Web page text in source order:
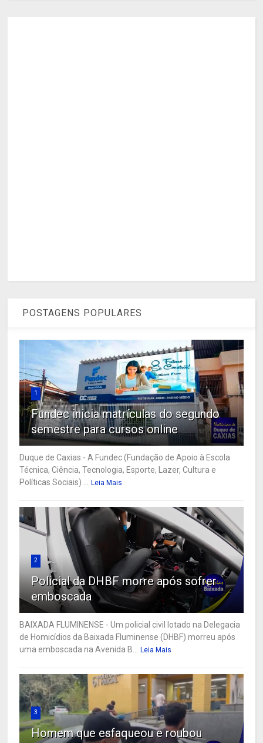
POSTAGENS POPULARES
1
Fundec inicia matrículas do segundo
semestre para cursos online
Duque de Caxias - A Fundec (Fundação de Apoio à Escola
Técnica, Ciência, Tecnologia, Esporte, Lazer, Cultura e
Políticas Sociais) ...
Leia Mais
2
Policial da DHBF morre após sofrer
emboscada
BAIXADA FLUMINENSE - Um policial civil lotado na Delegacia
de Homicídios da Baixada Fluminense (DHBF) morreu após
uma emboscada na Avenida B...
Leia Mais
3
Homem que esfaqueou e roubou